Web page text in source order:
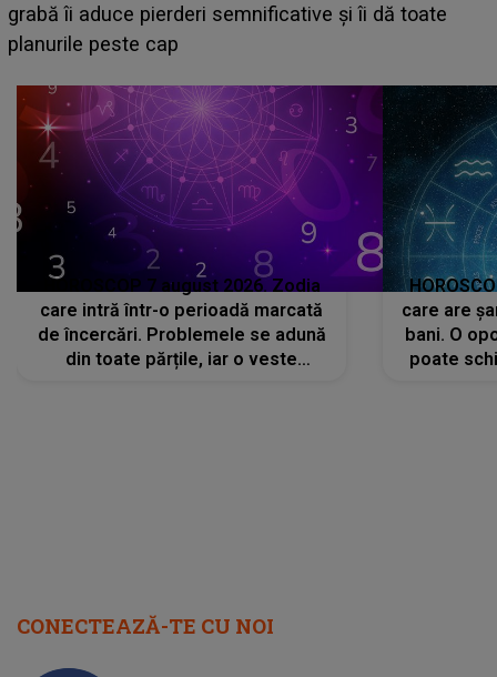
face o MĂRTURISIRE NEAȘTEPTATĂ despre mama
sa: "I-am spus și ei în față, eu nu te iubesc pentru
HOROSCOP 7 august 2026. Zodia
care intră într-o perioadă marcată
de încercări. Problemele se adună
din toate părțile, iar o veste
care are
bani. O
poate
CONECTEAZĂ-TE CU NOI